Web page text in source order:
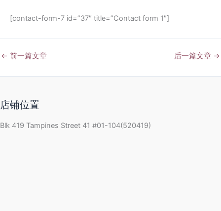
[contact-form-7 id=”37″ title=”Contact form 1″]
← 前一篇文章 后一篇文章 →
店铺位置
Blk 419 Tampines Street 41 #01-104(520419)